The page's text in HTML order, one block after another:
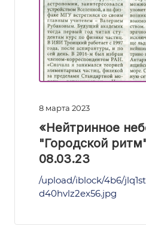
8 марта 2023
«Нейтринное
"Городской
08.03.23
/upload/iblock/4b6/
d40hvlz2ex56.jpg